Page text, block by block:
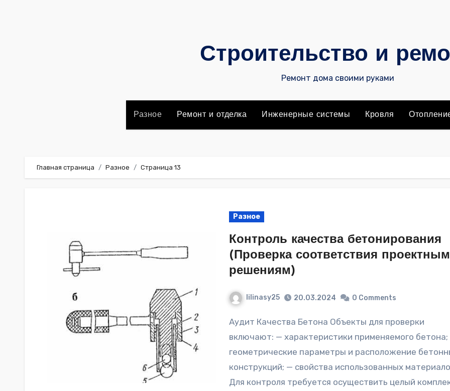
Строительство и
Ремонт дома своими руками
Разное Ремонт и отделка Инженерные системы Кровля
Главная страница Разное Страница 13
Разное
Контроль качества бетонирования
(Проверка соответствия проектным
решениям)
lilinasy25 20.03.2024 0 Comments
Аудит Качества Бетона Объекты для проверки
включают: — характеристики применяемого
геометрические параметры и расположение
конструкций; — свойства использованных
Для контроля требуется осуществить целый